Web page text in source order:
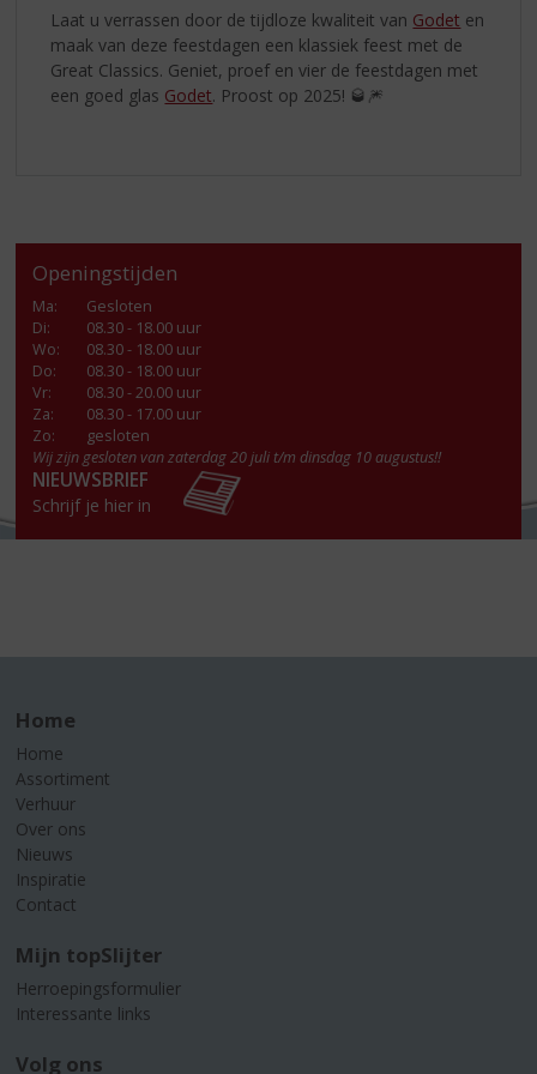
Laat u verrassen door de tijdloze kwaliteit van Godet en
maak van deze feestdagen een klassiek feest met de
Great Classics. Geniet, proef en vier de feestdagen met
een goed glas Godet. Proost op 2025! 🥃🎆
Openingstijden
Ma:
Gesloten
Di:
08.30 - 18.00 uur
Wo:
08.30 - 18.00 uur
Do:
08.30 - 18.00 uur
Vr:
08.30 - 20.00 uur
Za:
08.30 - 17.00 uur
Zo:
gesloten
Wij zijn gesloten van zaterdag 20 juli t/m dinsdag 10 augustus!!
NIEUWSBRIEF
Schrijf je hier in
Home
Home
Assortiment
Verhuur
Over ons
Nieuws
Inspiratie
Contact
Mijn topSlijter
Herroepingsformulier
Interessante links
Volg ons